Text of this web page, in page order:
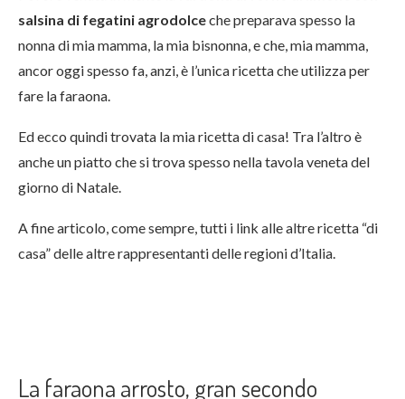
salsina di fegatini agrodolceche preparava spesso la
nonna di mia mamma, la mia bisnonna, e che, mia mamma,
ancor oggi spesso fa, anzi, è l’unica ricetta che utilizza per
fare la faraona.
Ed ecco quindi trovata la mia ricetta di casa! Tra l’altro è
anche un piatto che si trova spesso nella tavola veneta del
giorno di Natale.
A fine articolo, come sempre, tutti i link alle altre ricetta “di
casa” delle altre rappresentanti delle regioni d’Italia.
La faraona arrosto, gran secondo